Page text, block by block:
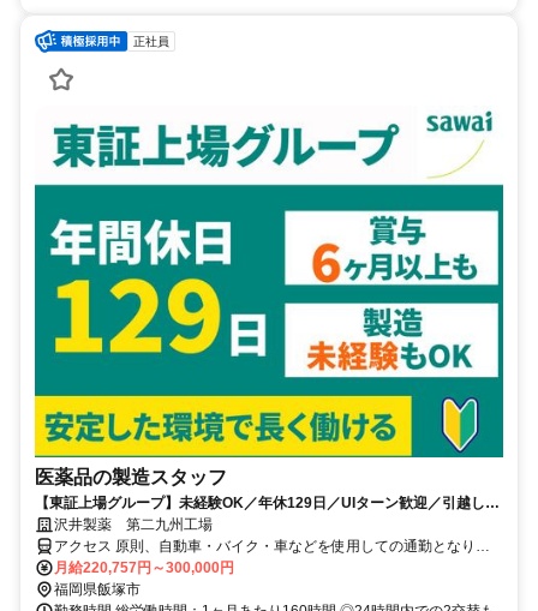
正社員
医薬品の製造スタッフ
【東証上場グループ】未経験OK／年休129日／UIターン歓迎／引越し費
用全額補助！／完全週休2日制／賞与年2回※6.5ヶ月実績有
沢井製薬 第二九州工場
アクセス 原則、自動車・バイク・車などを使用しての通勤となりま
す。＊JRの最寄駅より車で15分程度＊車通勤される方には、通勤手
当（ガソリン代）に加え、車両維持費として月5,000円を支給しま
月給220,757円～300,000円
福岡県飯塚市